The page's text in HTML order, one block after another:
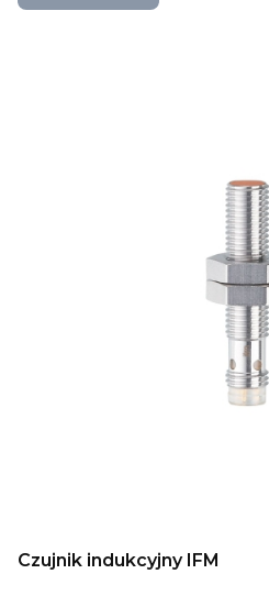
Czujnik indukcyjny IFM